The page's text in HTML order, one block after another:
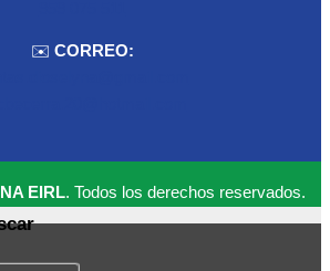
✉️ CORREO:
EIRL. Todos los derechos reservados.